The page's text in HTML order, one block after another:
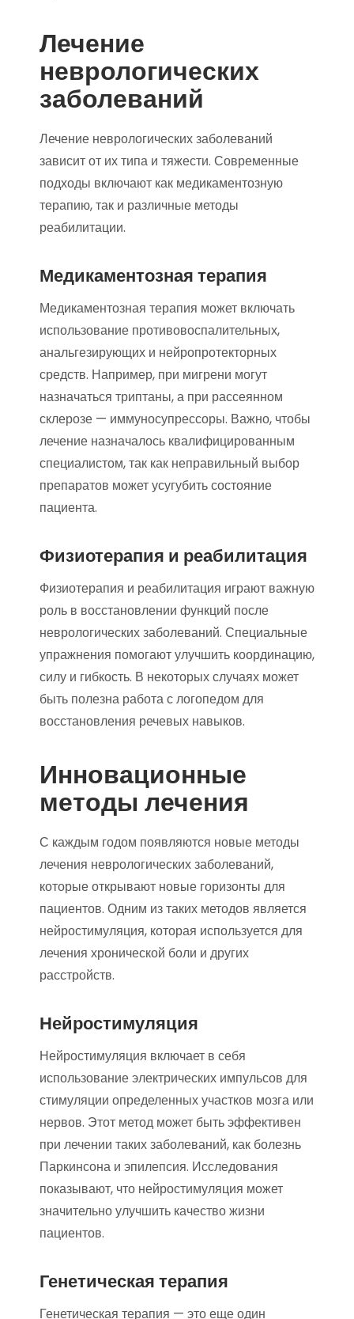
Лечение
неврологических
заболеваний
Лечение неврологических заболеваний
зависит от их типа и тяжести. Современные
подходы включают как медикаментозную
терапию, так и различные методы
реабилитации.
Медикаментозная терапия
Медикаментозная терапия может включать
использование противовоспалительных,
анальгезирующих и нейропротекторных
средств. Например, при мигрени могут
назначаться триптаны, а при рассеянном
склерозе — иммуносупрессоры. Важно, чтобы
лечение назначалось квалифицированным
специалистом, так как неправильный выбор
препаратов может усугубить состояние
пациента.
Физиотерапия и реабилитация
Физиотерапия и реабилитация играют важную
роль в восстановлении функций после
неврологических заболеваний. Специальные
упражнения помогают улучшить координацию,
силу и гибкость. В некоторых случаях может
быть полезна работа с логопедом для
восстановления речевых навыков.
Инновационные
методы лечения
С каждым годом появляются новые методы
лечения неврологических заболеваний,
которые открывают новые горизонты для
пациентов. Одним из таких методов является
нейростимуляция, которая используется для
лечения хронической боли и других
расстройств.
Нейростимуляция
Нейростимуляция включает в себя
использование электрических импульсов для
стимуляции определенных участков мозга или
нервов. Этот метод может быть эффективен
при лечении таких заболеваний, как болезнь
Паркинсона и эпилепсия. Исследования
показывают, что нейростимуляция может
значительно улучшить качество жизни
пациентов.
Генетическая терапия
Генетическая терапия — это еще один